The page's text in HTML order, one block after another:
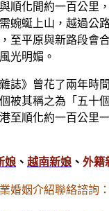
順化間約一百公里
蜿蜒上山，越過公
至平原與新路段會
光明媚。
誌》曾花了兩年時
被其稱之為「五十
至順化約一百公里
娘 、 越南新娘 、 外籍
婚姻介紹聯絡諮詢：